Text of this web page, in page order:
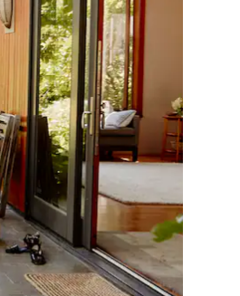
appuyant et en faisant glisser.